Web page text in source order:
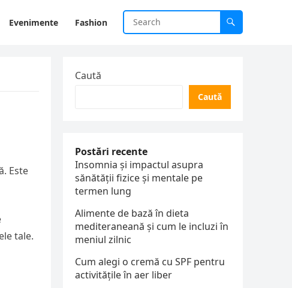
Evenimente Fashion
Este
tale.
Caută
Caută
Postări recente
Insomnia și impactul asupra
sănătății fizice și mentale pe
termen lung
Alimente de bază în dieta
mediteraneană și cum le incluzi în
meniul zilnic
Cum alegi o cremă cu SPF pentru
activitățile în aer liber